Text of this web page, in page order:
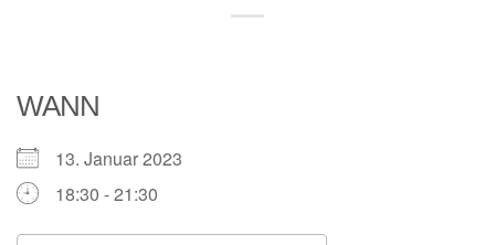
WANN
13. Januar 2023
18:30 - 21:30